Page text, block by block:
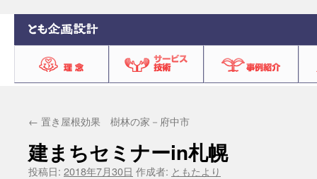
← 置き屋根効果 樹林の家－府中市
建まちセミナーin札幌
投稿日: 2018年7月30日 作成者: ともたより